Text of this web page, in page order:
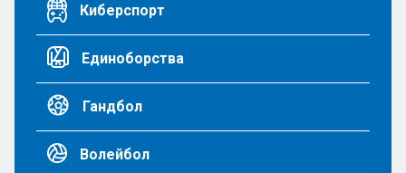
Киберспорт
Единоборства
Гандбол
Волейбол